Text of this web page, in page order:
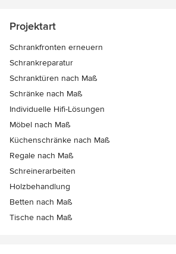
Projektart
Schrankfronten erneuern
Schrankreparatur
Schranktüren nach Maß
Schränke nach Maß
Individuelle Hifi-Lösungen
Möbel nach Maß
Küchenschränke nach Maß
Regale nach Maß
Schreinerarbeiten
Holzbehandlung
Betten nach Maß
Tische nach Maß